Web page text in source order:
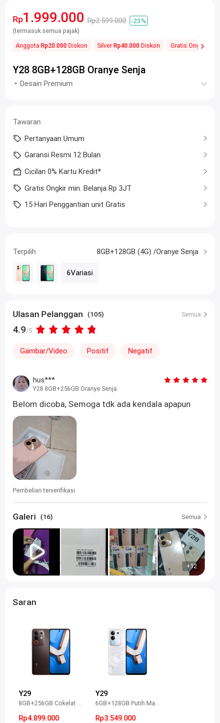
Rp1.999.000 Rp2.599.000 -23%
(termasuk semua pajak)
AnggotaRp20.000 Diskon SilverRp40.000 Diskon Gratis Ongkos
Y28 8GB+128GB Oranye Senja
Desain Premium
Tawaran
Pertanyaan Umum
Garansi Resmi 12 Bulan
Cicilan 0% Kartu Kredit*
Gratis Ongkir min. Belanja Rp 3JT
15 Hari Penggantian unit Gratis
Terpilih 8GB+128GB (4G) /Oranye Senja
6Variasi
Ulasan Pelanggan (105) Semua
4.9/5
Gambar/Video Positif Negatif
hus***
Y28 8GB+256GB Oranye Senja
Belom dicoba, Semoga tdk ada kendala apapun
Pembelian terverifikasi
Galeri (16) Semua
+12
Saran
Y29
8GB+256GB Cokelat Cendana
Rp4.899.000
Y29
6GB+128GB Putih Marmer
Rp3.549.000